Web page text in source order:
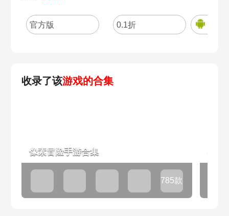
官方版 0.1折
收录了该游戏的合集
像素冒险手游合集
785款